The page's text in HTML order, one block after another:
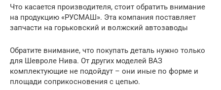
Что касается производителя, стоит обратить внимание
на продукцию «РУСМАШ». Эта компания поставляет
запчасти на горьковский и волжский автозаводы
Обратите внимание, что покупать деталь нужно только
для Шевроле Нива. От других моделей ВАЗ
комплектующие не подойдут – они иные по форме и
площади соприкосновения с цепью.